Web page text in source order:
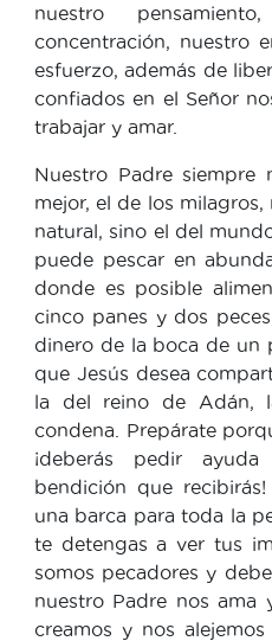
nuestro
concentración, nuestro
esfuerzo, además de
confiados en el Señor
trabajar y amar.
Nuestro Padre siempre
mejor, el de los
natural, sino el del
puede pescar en
donde es posible
cinco panes y dos
dinero de la boca de un
que Jesús desea
la del reino de Adán,
condena. Prepárate
¡deberás pedir
bendición que
una barca para toda la
te detengas a ver tus
somos pecadores y
nuestro Padre nos ama
creamos y nos